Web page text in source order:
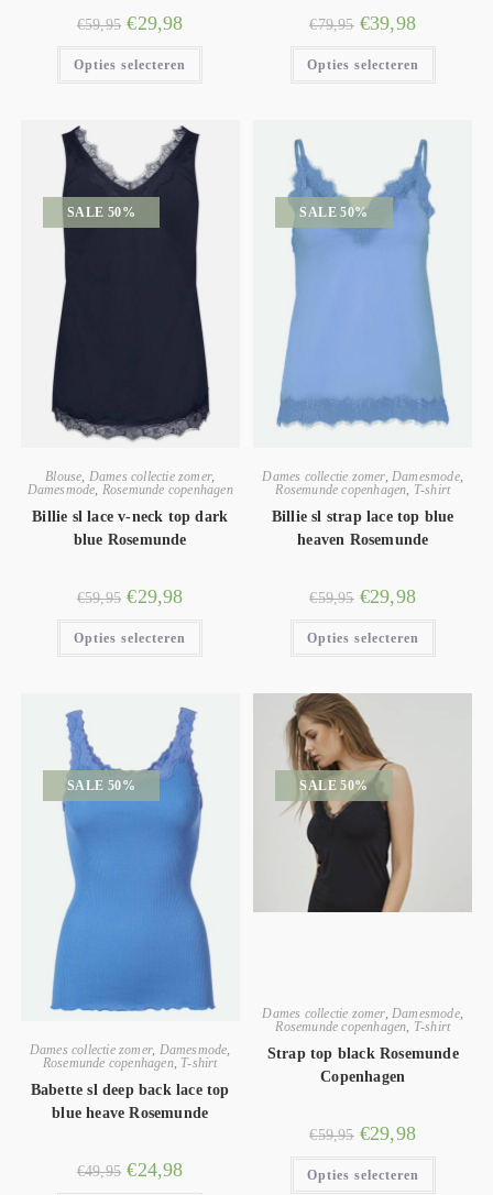
€59,95 €29,98
Opties selecteren
€79,95 €39,98
Opties selecteren
SALE 50%
Blouse, Dames collectie zomer,
Damesmode, Rosemunde copenhagen
Billie sl lace v-neck top dark
blue Rosemunde
€59,95 €29,98
Opties selecteren
SALE 50%
Dames collectie zomer,Damesmode,
Rosemunde copenhagen, T-shirt
Billie sl strap lace top blue
heaven Rosemunde
€59,95 €29,98
Opties selecteren
SALE 50%
Dames collectie zomer, Damesmode,
Rosemunde copenhagen, T-shirt
Babette sl deep back lace top
blue heave Rosemunde
€49,95 €24,98
SALE 50%
Dames collectie zomer,Damesmode,
Rosemunde copenhagen, T-shirt
Strap top black Rosemunde
Copenhagen
€59,95 €29,98
Opties selecteren